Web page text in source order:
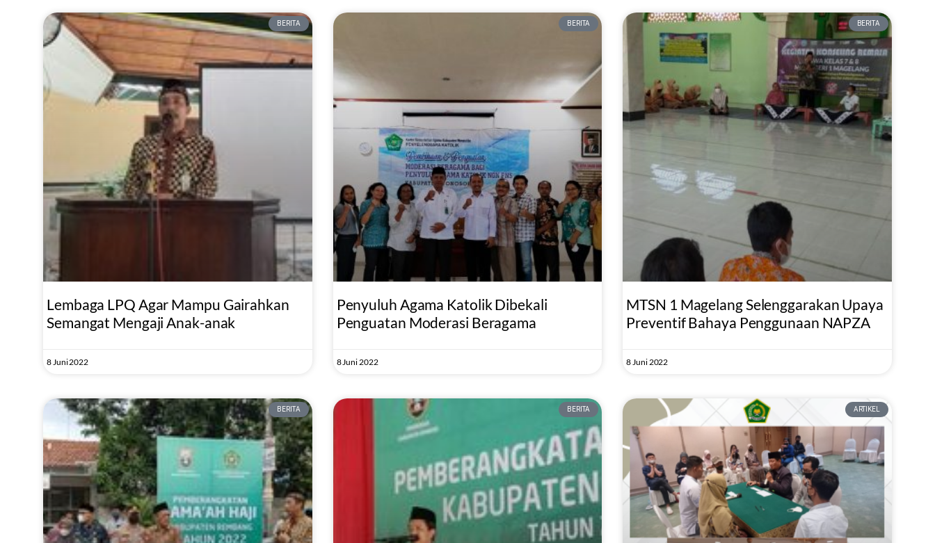
BERITA
Lembaga LPQ Agar Mampu Gairahkan
Semangat Mengaji Anak-anak
8 Juni 2022
BERITA
Penyuluh Agama Katolik Dibekali
Penguatan Moderasi Beragama
8 Juni 2022
BERITA
MTSN 1 Magelang Selenggarakan Upaya
Preventif Bahaya Penggunaan NAPZA
8 Juni 2022
BERITA BERITA ARTIKEL